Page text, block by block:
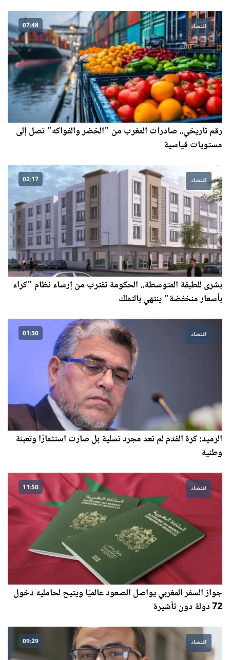
اقتصاد 07:48
رقم تاريخي.. صادرات المغرب من "الخضر والفواكه" تصل إلى
مستويات قياسية
اقتصاد 02:17
بشرى للطبقة المتوسطة.. الحكومة تقترب من إرساء نظام "كراء
بأسعار منخفضة" ينتهي بالتملك
اقتصاد 01:30
الرميد: كرة القدم لم تعد مجرد تسلية بل صارت استثمارًا وتعبئة
وطنية
اقتصاد 11:50
جواز السفر المغربي يواصل الصعود عالميًا ويتيح لحامليه دخول
72 دولة دون تأشيرة
اقتصاد 09:29